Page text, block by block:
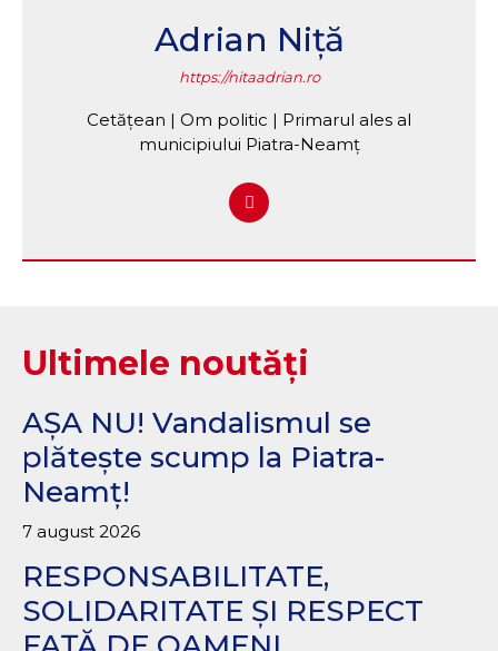
Adrian Niță
https://nitaadrian.ro
Cetățean | Om politic | Primarul ales al
municipiului Piatra-Neamț
Ultimele noutăți
AȘA NU! Vandalismul se
plătește scump la Piatra-
Neamț!
7 august 2026
RESPONSABILITATE,
SOLIDARITATE ȘI RESPECT